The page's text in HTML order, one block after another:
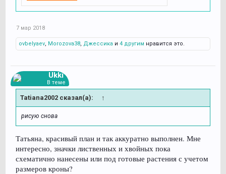
7 мар 2018
ovbelyaev, Morozova38, Джессика и 4 другим нравится это.
Ukki
В теме
Tatiana2002 сказал(а): ↑
рисую снова
Татьяна, красивый план и так аккуратно выполнен. Мне
интересно, значки лиственных и хвойных пока
схематично нанесены или под готовые растения с учетом
размеров кроны?